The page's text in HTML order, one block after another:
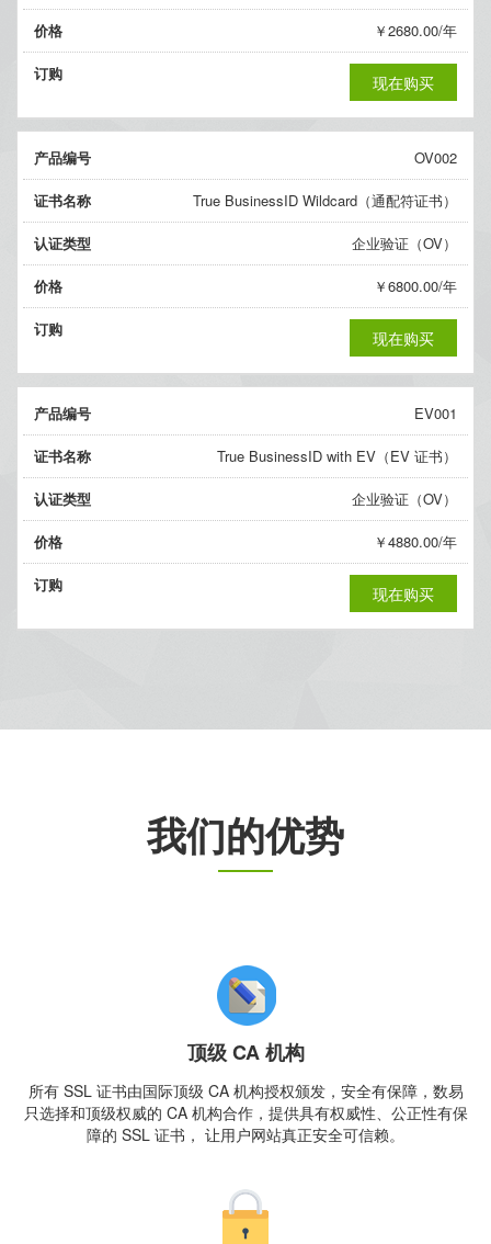
价格 ￥2680.00/年
订购 现在购买
产品编号 OV002
证书名称 True BusinessID Wildcard（通配符证书）
认证类型 企业验证（OV）
价格 ￥6800.00/年
订购 现在购买
产品编号 EV001
证书名称 True BusinessID with EV（EV 证书）
认证类型 企业验证（OV）
价格 ￥4880.00/年
订购 现在购买
我们的优势
顶级 CA 机构
所有 SSL 证书由国际顶级 CA 机构授权颁发，安全有保障，数易
只选择和顶级权威的 CA 机构合作，提供具有权威性、公正性有保
障的 SSL 证书， 让用户网站真正安全可信赖。